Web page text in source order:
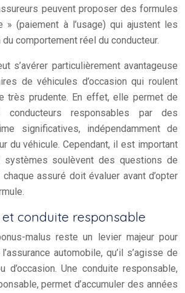
peuvent proposer des formules
» (paiement à l’usage) qui ajustent les
comportement réel du conducteur.
s’avérer particulièrement avantageuse
de véhicules d’occasion qui roulent
très prudente. En effet, elle permet de
conducteurs responsables par des
significatives, indépendamment de
du véhicule. Cependant, il est important
soulèvent des questions de
assuré doit évaluer avant d’opter
conduite responsable
malus reste un levier majeur pour
automobile, qu’il s’agisse de
d’occasion. Une conduite responsable,
permet d’accumuler des années